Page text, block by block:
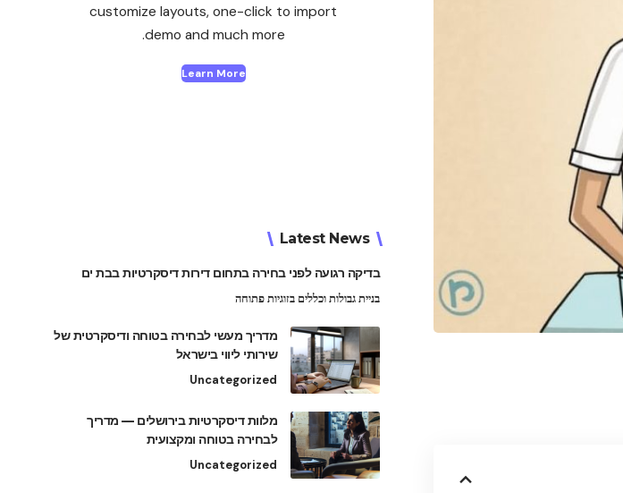
customize layouts, one-click to import
demo and much more.
Learn More
Latest News
בדיקה רגועה לפני בחירה בתחום דירות דיסקרטיות בבת ים
בניית גבולות וכללים בזוגיות פתוחה
מדריך מעשי לבחירה בטוחה ודיסקרטית של
שירותי ליווי בישראל
Uncategorized
מלוות דיסקרטיות בירושלים — מדריך
לבחירה בטוחה ומקצועית
Uncategorized